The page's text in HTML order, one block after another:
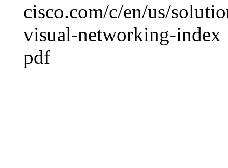
cisco.com/c/en/us/
visual-networking-index
pdf